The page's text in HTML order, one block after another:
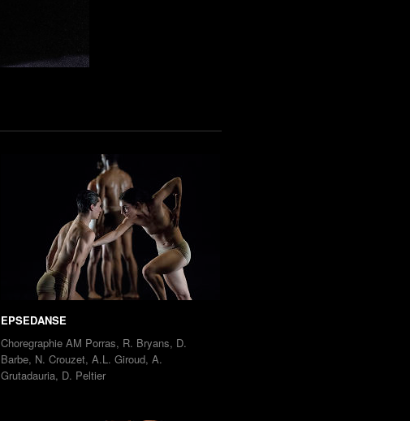
EPSEDANSE
Choregraphie AM Porras, R. Bryans, D.
Barbe, N. Crouzet, A.L. Giroud, A.
Grutadauria, D. Peltier